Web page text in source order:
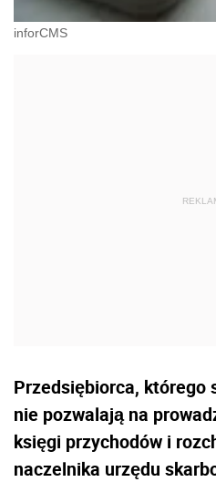
inforCMS
Przedsiębiorca, którego
nie pozwalają na
księgi przychodów i
naczelnika urzędu